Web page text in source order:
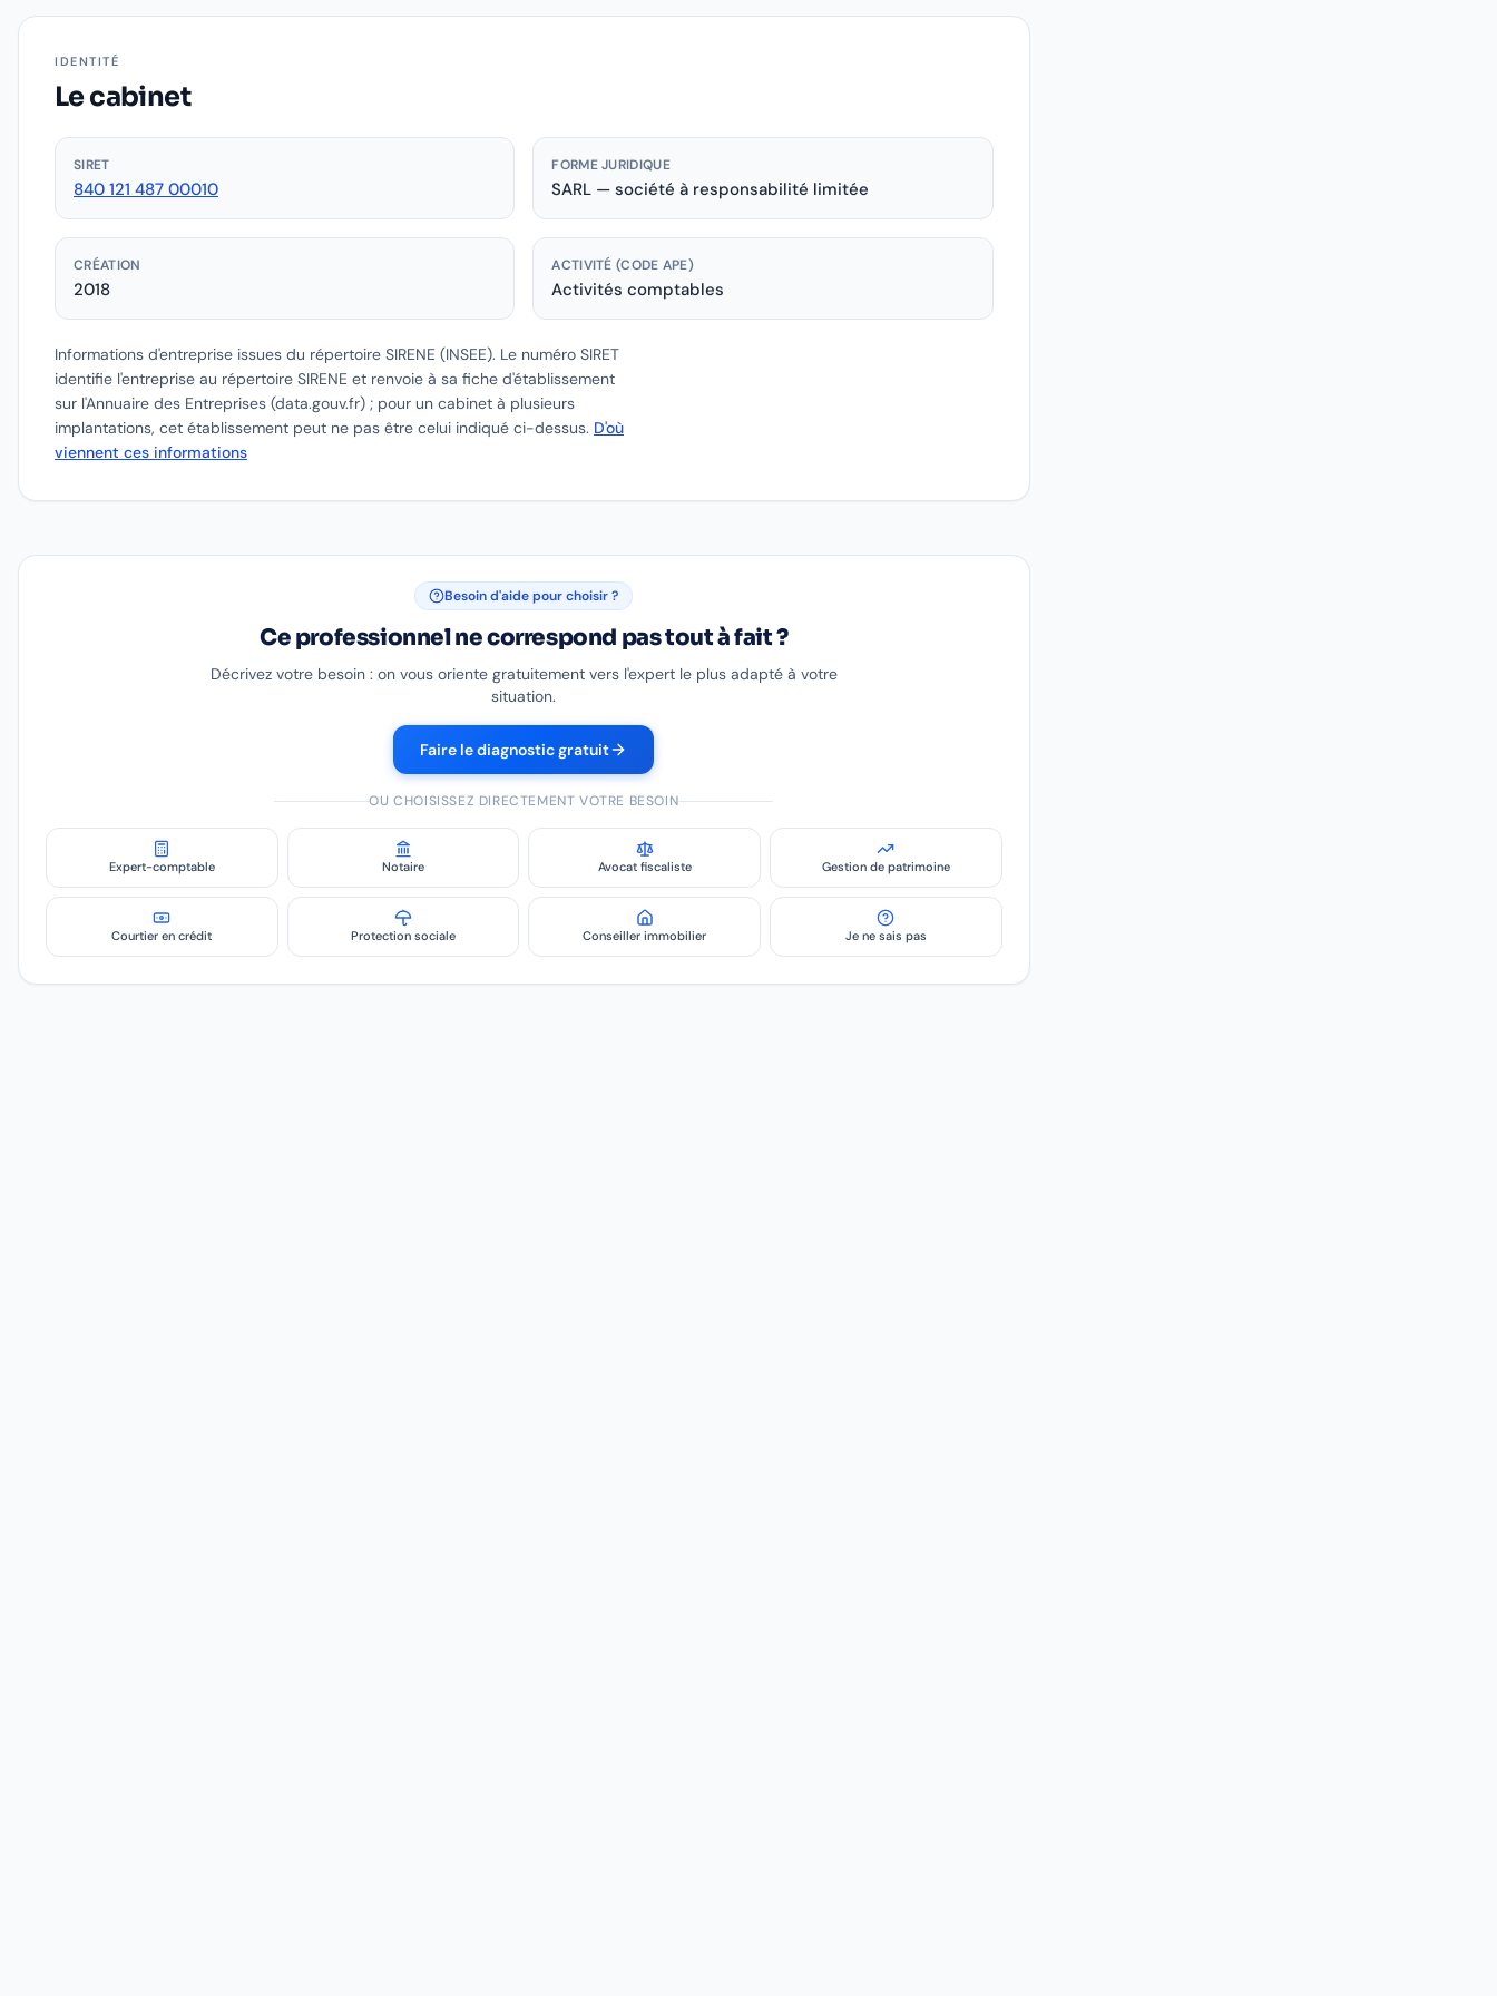
IDENTITÉ
Le cabinet
SIRET
840 121 487 00010
FORME JURIDIQUE
SARL — société à responsabilité limitée
CRÉATION
2018
ACTIVITÉ (CODE APE)
Activités comptables
Informations d'entreprise issues du répertoire SIRENE (INSEE). Le numéro SIRET
identifie l'entreprise au répertoire SIRENE et renvoie à sa fiche d'établissement
sur l'Annuaire des Entreprises (data.gouv.fr) ; pour un cabinet à plusieurs
implantations, cet établissement peut ne pas être celui indiqué ci-dessus. D'où
viennent ces informations
Besoin d'aide pour choisir ?
Ce professionnel ne correspond pas tout à fait ?
Décrivez votre besoin : on vous oriente gratuitement vers l'expert le plus adapté à votre
situation.
Faire le diagnostic gratuit
OU CHOISISSEZ DIRECTEMENT VOTRE BESOIN
Expert-comptable Notaire Avocat fiscaliste Gestion de patrimoine
Courtier en crédit Protection sociale Conseiller immobilier Je ne sais pas